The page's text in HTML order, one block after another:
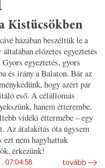
Kistücsökben
házában beszéltük le a
előzetes egyeztetés
egyeztetés, gyors
és irány a Balaton. Bár az
hogy azért pár
eső. A célállomás
hanem étterembe,
vidéki éttermébe – egy
Az átalakítás óta úgysem
ezt nem hagyhattuk
érkezünk!
07:04:58 tovább